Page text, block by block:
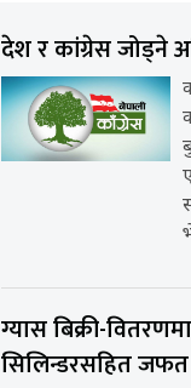
देश र कांग्रेस जोड्ने
ग्यास बिक्री-
सिलिन्डरसहित